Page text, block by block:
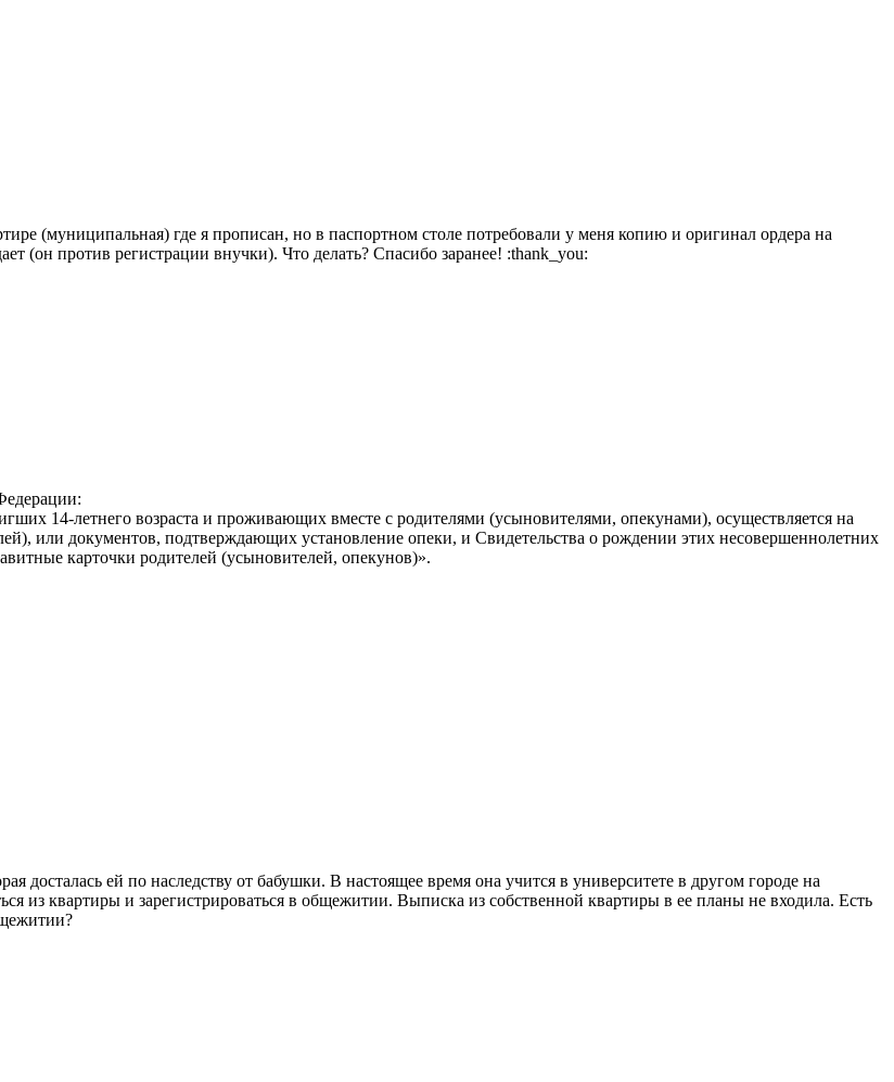
(муниципальная) где я прописан, но в паспортном столе потребовали у меня копию и оригинал ордера на
(он против регистрации внучки). Что делать? Спасибо заранее! :thank_you:
14-летнего возраста и проживающих вместе с родителями (усыновителями, опекунами), осуществляется на
или документов, подтверждающих установление опеки, и Свидетельства о рождении этих несовершеннолетних
карточки родителей (усыновителей, опекунов)».
досталась ей по наследству от бабушки. В настоящее время она учится в университете в другом городе на
из квартиры и зарегистрироваться в общежитии. Выписка из собственной квартиры в ее планы не входила. Есть